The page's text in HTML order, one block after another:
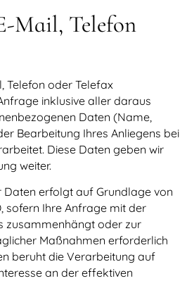
Mail, Telefon
Telefon oder Telefax
inklusive aller daraus
Daten (Name,
Bearbeitung Ihres Anliegens bei
Diese Daten geben wir
weiter.
Daten erfolgt auf Grundlage von
sofern Ihre Anfrage mit der
zusammenhängt oder zur
Maßnahmen erforderlich
beruht die Verarbeitung auf
an der effektiven